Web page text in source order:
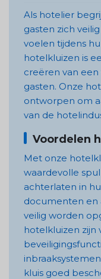
Als hotelier
gasten zich
voelen tijdens
hotelkluizen is
creëren van
gasten. Onze
ontworpen om
van de
Voordelen
Met onze
waardevolle
achterlaten in
documenten en
veilig worden
hotelkluizen zijn
kluis goed